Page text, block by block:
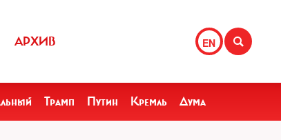
EN
АРХИВ
Трамп Путин Кремль Дума